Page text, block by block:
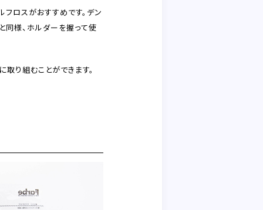
フロスがおすすめです。デン
同様、ホルダーを握って使
り組むことができます。